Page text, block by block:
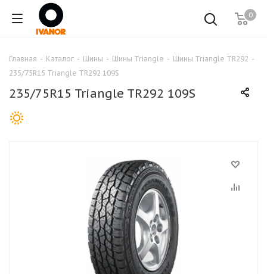
0
Главная - Каталог - Шины - Шины Triangle - Шины Triangle TR292 -
235/75R15 Triangle TR292 109S
235/75R15 Triangle TR292 109S